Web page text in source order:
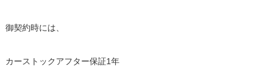
御契約時には、
カーストックアフター保証1年